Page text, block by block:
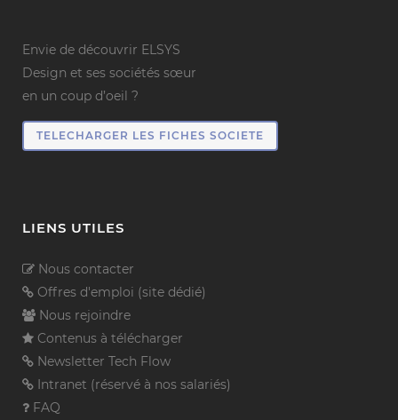
Envie de découvrir ELSYS
Design et ses sociétés sœur
en un coup d’oeil ?
TELECHARGER LES FICHES SOCIETE
LIENS UTILES
Nous contacter
Offres d'emploi (site dédié)
Nous rejoindre
Contenus à télécharger
Newsletter Tech Flow
Intranet (réservé à nos salariés)
FAQ